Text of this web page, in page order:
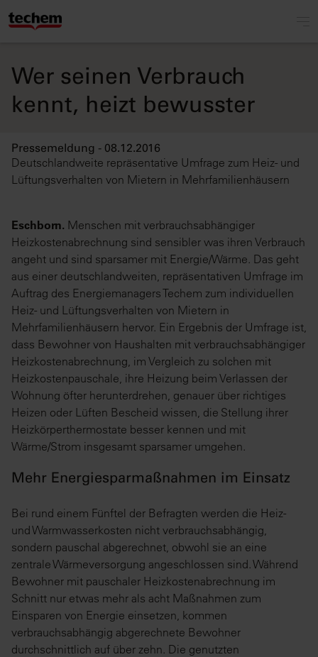
Wer seinen Verbrauch
kennt, heizt bewusster
Pressemeldung - 08.12.2016
Deutschlandweite repräsentative Umfrage zum Heiz- und
Lüftungsverhalten von Mietern in Mehrfamilienhäusern
Eschborn. Menschen mit verbrauchsabhängiger
Heizkostenabrechnung sind sensibler was ihren Verbrauch
angeht und sind sparsamer mit Energie/Wärme. Das geht
aus einer deutschlandweiten, repräsentativen Umfrage im
Auftrag des Energiemanagers Techem zum individuellen
Heiz- und Lüftungsverhalten von Mietern in
Mehrfamilienhäusern hervor. Ein Ergebnis der Umfrage ist,
dass Bewohner von Haushalten mit verbrauchsabhängiger
Heizkostenabrechnung, im Vergleich zu solchen mit
Heizkostenpauschale, ihre Heizung beim Verlassen der
Wohnung öfter herunterdrehen, genauer über richtiges
Heizen oder Lüften Bescheid wissen, die Stellung ihrer
Heizkörperthermostate besser kennen und mit
Wärme/Strom insgesamt sparsamer umgehen.
Mehr Energiesparmaßnahmen im Einsatz
Bei rund einem Fünftel der Befragten werden die Heiz-
und Warmwasserkosten nicht verbrauchsabhängig,
sondern pauschal abgerechnet, obwohl sie an eine
zentrale Wärmeversorgung angeschlossen sind. Während
Bewohner mit pauschaler Heizkostenabrechnung im
Schnitt nur etwas mehr als acht Maßnahmen zum
Einsparen von Energie einsetzen, kommen
verbrauchsabhängig abgerechnete Bewohner
durchschnittlich auf über zehn. Die genutzten